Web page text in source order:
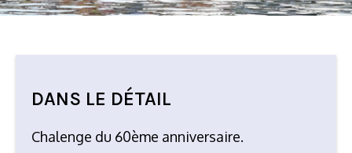
DANS LE DÉTAIL
Chalenge du 60ème anniversaire.